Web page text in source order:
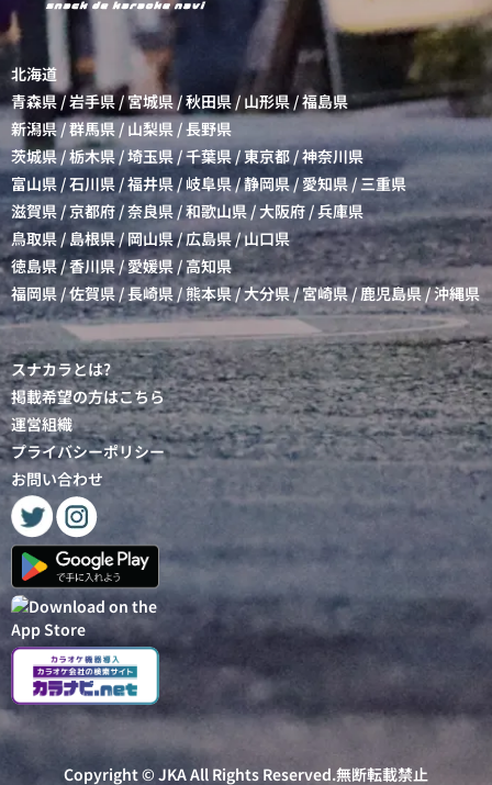
北海道
青森県/岩手県/宮城県/秋田県 / 山形県/福島県
新潟県/群馬県 / 山梨県 /長野県
茨城県 /栃木県/埼玉県/千葉県/東京都 /神奈川県
富山県 /石川県 /福井県/岐阜県/静岡県/愛知県/三重県
滋賀県/京都府/奈良県 /和歌山県/大阪府 /兵庫県
鳥取県 / 島根県/岡山県/広島県/山口県
徳島県/香川県/愛媛県 /高知県
福岡県 /佐賀県 /長崎県/熊本県/大分県/宮崎県/鹿児島県/沖縄県
スナカラとは?
掲載希望の方はこちら
運営組織
プライバシーポリシー
お問い合わせ
Copyright © JKAAll Rights Reserved.無断転載禁止